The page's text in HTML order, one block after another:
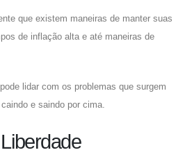
que existem maneiras de manter suas
de inflação alta e até maneiras de
lidar com os problemas que surgem
e saindo por cima.